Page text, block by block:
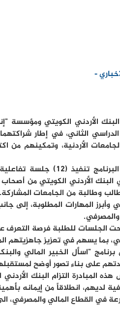
-
الأردني الكويتي ومؤسسة
الثاني، في إطار
الأردنية، وتمكينهم من
الأردني الكويتي من أصحاب
طالب وطالبة من الجامعات
وأبرز المهارات المطلوبة، إلى
والمصرفي.
الجلسات للطلبة فرصة التعرف
بما يسهم في تعزيز جاهزيتهم
"اسأل الخبير المالي
على بناء تصور أوضح
المبادرة التزام البنك
لديهم، انطلاقاً من إيمانه
في القطاع المالي والمصرفي،